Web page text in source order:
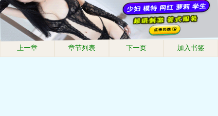
上一章 章节列表 下一页 加入书签